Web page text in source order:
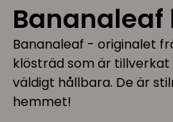
Bananaleaf - originalet
klösträd som är
väldigt hållbara. De är
hemmet!